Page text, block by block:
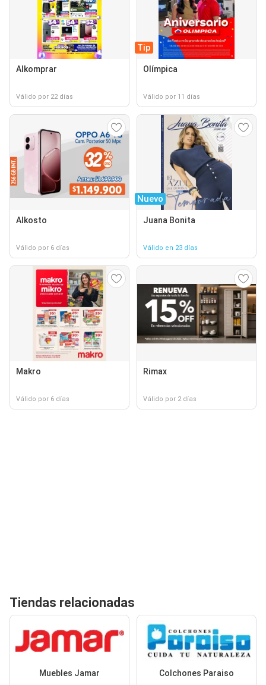
Alkomprar
Válido por 22 días
Tip
Olímpica
Válido por 11 días
Alkosto
Válido por 6 días
Nuevo
Juana Bonita
Válido en 23 días
Makro
Válido por 6 días
Rimax
Válido por 2 días
Tiendas relacionadas
Muebles Jamar Colchones Paraiso